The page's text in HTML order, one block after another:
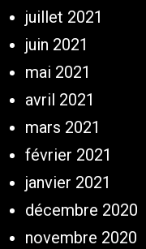
juillet 2021
juin 2021
mai 2021
avril 2021
mars 2021
février 2021
janvier 2021
décembre 2020
novembre 2020